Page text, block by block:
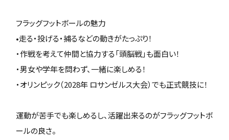
フラッグフットボールの魅力
•走る・投げる・捕るなどの動きがたっぷり！
・作戦を考えて仲間と協力する「頭脳戦」も面白い！
・男女や学年を問わず、一緒に楽しめる！
・オリンピック（2028年 ロサンゼルス大会）でも正式競技に！
運動が苦手でも楽しめるし、活躍出来るのがフラッグフットボ
ールの良さ。